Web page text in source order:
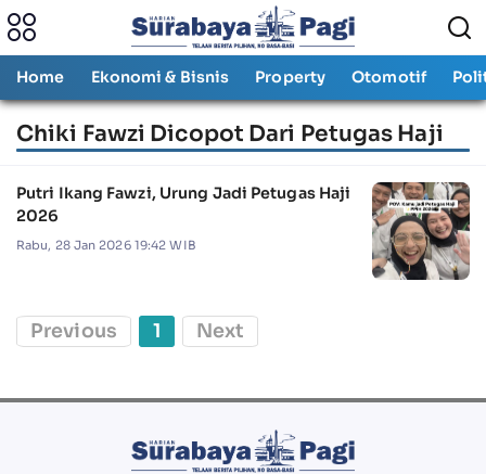
Home Ekonomi & Bisnis Property Otomotif
Chiki Fawzi Dicopot Dari Petugas Haji
Putri Ikang Fawzi, Urung Jadi Petugas Haji
2026
Rabu, 28 Jan 2026 19:42 WIB
Previous 1 Next